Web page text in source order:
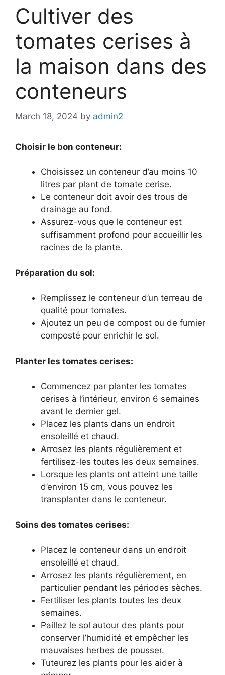
Cultiver des
tomates cerises à
la maison dans des
conteneurs
March 18, 2024 by admin2
Choisir le bon conteneur:
Choisissez un conteneur d’au moins 10
litres par plant de tomate cerise.
Le conteneur doit avoir des trous de
drainage au fond.
Assurez-vous que le conteneur est
suffisamment profond pour accueillir les
racines de la plante.
Préparation du sol:
Remplissez le conteneur d’un terreau de
qualité pour tomates.
Ajoutez un peu de compost ou de fumier
composté pour enrichir le sol.
Planter les tomates cerises:
Commencez par planter les tomates
cerises à l’intérieur, environ 6 semaines
avant le dernier gel.
Placez les plants dans un endroit
ensoleillé et chaud.
Arrosez les plants régulièrement et
fertilisez-les toutes les deux semaines.
Lorsque les plants ont atteint une taille
d’environ 15 cm, vous pouvez les
transplanter dans le conteneur.
Soins des tomates cerises:
Placez le conteneur dans un endroit
ensoleillé et chaud.
Arrosez les plants régulièrement, en
particulier pendant les périodes sèches.
Fertiliser les plants toutes les deux
semaines.
Paillez le sol autour des plants pour
conserver l’humidité et empêcher les
mauvaises herbes de pousser.
Tuteurez les plants pour les aider à